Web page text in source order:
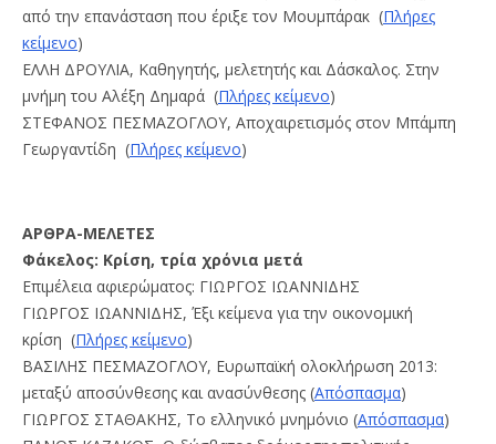
από την επανάσταση που έριξε τον Μουμπάρακ (Πλήρες
κείμενο)
EΛΛΗ ΔΡΟΥΛΙΑ, Καθηγητής, μελετητής και Δάσκαλος. Στην
μνήμη του Αλέξη Δημαρά (Πλήρες κείμενο)
ΣΤΕΦΑΝΟΣ ΠΕΣΜΑΖΟΓΛΟΥ, Αποχαιρετισμός στον Μπάμπη
Γεωργαντίδη (Πλήρες κείμενο)
ΑΡΘΡΑ-ΜΕΛΕΤΕΣ
Φάκελος: Κρίση, τρία χρόνια μετά
Επιμέλεια αφιερώματος: ΓΙΩΡΓΟΣ ΙΩΑΝΝΙΔΗΣ
ΓΙΩΡΓΟΣ ΙΩΑΝΝΙΔΗΣ, Έξι κείμενα για την οικονομική
κρίση (Πλήρες κείμενο)
ΒΑΣΙΛΗΣ ΠΕΣΜΑΖΟΓΛΟΥ, Ευρωπαϊκή ολοκλήρωση 2013:
μεταξύ αποσύνθεσης και ανασύνθεσης (Απόσπασμα)
ΓΙΩΡΓΟΣ ΣΤΑΘΑΚΗΣ, Το ελληνικό μνημόνιο (Απόσπασμα)